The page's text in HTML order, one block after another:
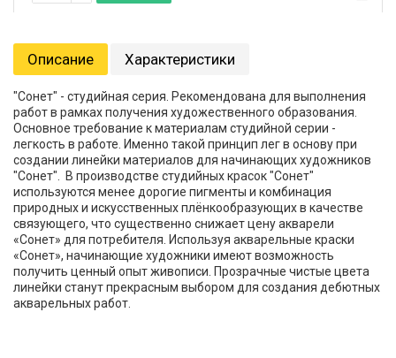
Описание Характеристики
"Сонет" - студийная серия. Рекомендована для выполнения
работ в рамках получения художественного образования.
Основное требование к материалам студийной серии -
легкость в работе. Именно такой принцип лег в основу при
создании линейки материалов для начинающих художников
"Сонет". В производстве студийных красок "Сонет"
используются менее дорогие пигменты и комбинация
природных и искусственных плёнкообразующих в качестве
связующего, что существенно снижает цену акварели
«Сонет» для потребителя. Используя акварельные краски
«Сонет», начинающие художники имеют возможность
получить ценный опыт живописи. Прозрачные чистые цвета
линейки станут прекрасным выбором для создания дебютных
акварельных работ.